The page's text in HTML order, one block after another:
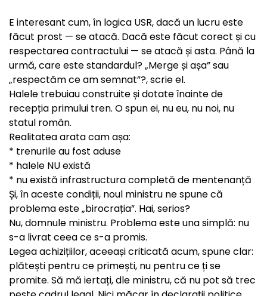
E interesant cum, în logica USR, dacă un lucru este
făcut prost — se atacă. Dacă este făcut corect și cu
respectarea contractului — se atacă și asta. Până la
urmă, care este standardul? „Merge și așa” sau
„respectăm ce am semnat”?, scrie el.
Halele trebuiau construite și dotate înainte de
recepția primului tren. O spun ei, nu eu, nu noi, nu
statul român.
Realitatea arata cam așa:
* trenurile au fost aduse
* halele NU există
* nu există infrastructura completă de mentenanță
Și, în aceste condiții, noul ministru ne spune că
problema este „birocrația”. Hai, serios?
Nu, domnule ministru. Problema este una simplă: nu
s-a livrat ceea ce s-a promis.
Legea achizițiilor, aceeași criticată acum, spune clar:
plătești pentru ce primești, nu pentru ce ți se
promite. Să mă iertați, dle ministru, că nu pot să trec